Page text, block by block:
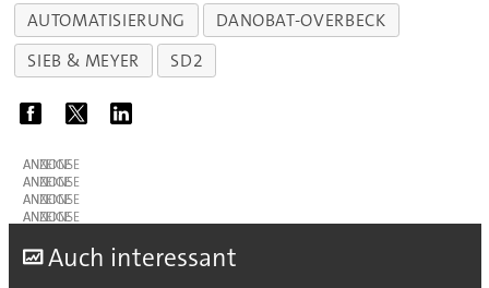
AUTOMATISIERUNG
DANOBAT-OVERBECK
SIEB & MEYER
SD2
ANZEIGE
ANZEIGE
ANZEIGE
ANZEIGE
Auch interessant